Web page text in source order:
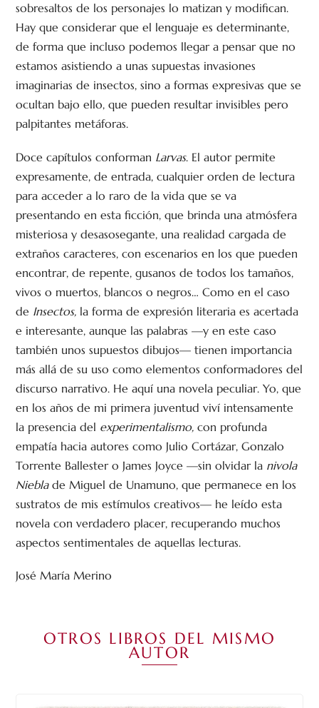
sobresaltos de los personajes lo matizan y modifican.
Hay que considerar que el lenguaje es determinante,
de forma que incluso podemos llegar a pensar que no
estamos asistiendo a unas supuestas invasiones
imaginarias de insectos, sino a formas expresivas que se
ocultan bajo ello, que pueden resultar invisibles pero
palpitantes metáforas.
Doce capítulos conforman Larvas. El autor permite
expresamente, de entrada, cualquier orden de lectura
para acceder a lo raro de la vida que se va
presentando en esta ficción, que brinda una atmósfera
misteriosa y desasosegante, una realidad cargada de
extraños caracteres, con escenarios en los que pueden
encontrar, de repente, gusanos de todos los tamaños,
vivos o muertos, blancos o negros… Como en el caso
de Insectos, la forma de expresión literaria es acertada
e interesante, aunque las palabras —y en este caso
también unos supuestos dibujos— tienen importancia
más allá de su uso como elementos conformadores del
discurso narrativo. He aquí una novela peculiar. Yo, que
en los años de mi primera juventud viví intensamente
la presencia del experimentalismo,con profunda
empatía hacia autores como Julio Cortázar, Gonzalo
Torrente Ballester o James Joyce —sin olvidar la nivola
Nieblade Miguel de Unamuno, que permanece en los
sustratos de mis estímulos creativos— he leído esta
novela con verdadero placer, recuperando muchos
aspectos sentimentales de aquellas lecturas.
José María Merino
OTROS LIBROS DEL MISMO
AUTOR